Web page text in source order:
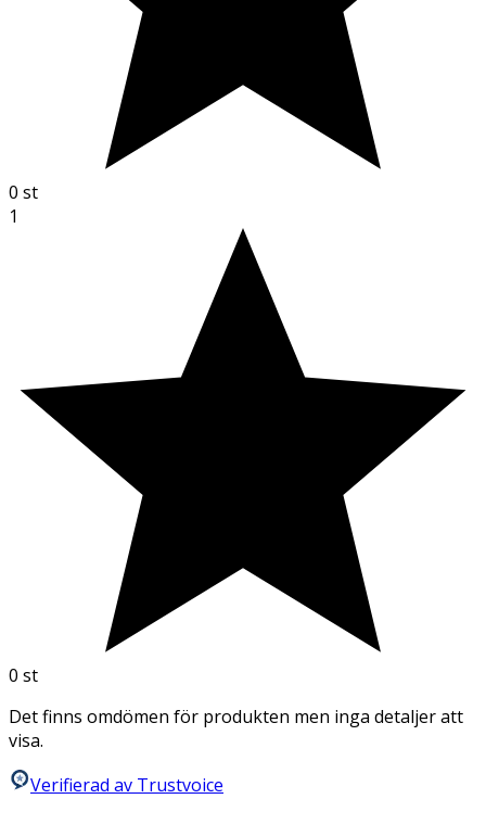
0 st
1
0 st
Det finns omdömen för produkten men inga detaljer att
visa.
Verifierad av Trustvoice